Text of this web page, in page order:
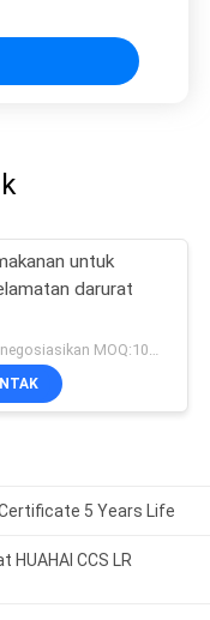
untuk
darurat
Bisa dinegosiasikan MOQ:1000 PC
5 Years Life
CCS LR